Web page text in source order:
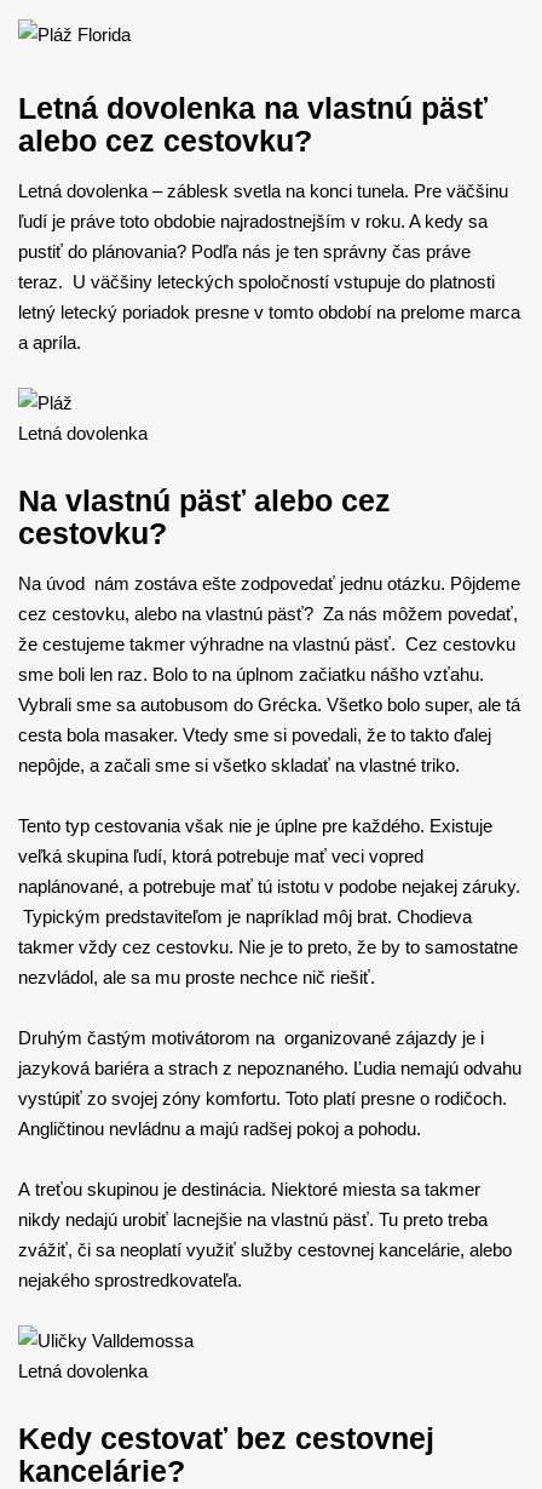
Letná dovolenka na vlastnú päsť
alebo cez cestovku?
Letná dovolenka – záblesk svetla na konci tunela. Pre väčšinu
ľudí je práve toto obdobie najradostnejším v roku. A kedy sa
pustiť do plánovania? Podľa nás je ten správny čas práve
teraz. U väčšiny leteckých spoločností vstupuje do platnosti
letný letecký poriadok presne v tomto období na prelome marca
a apríla.
Letná dovolenka
Na vlastnú päsť alebo cez
cestovku?
Na úvod nám zostáva ešte zodpovedať jednu otázku. Pôjdeme
cez cestovku, alebo na vlastnú päsť? Za nás môžem povedať,
že cestujeme takmer výhradne na vlastnú päsť. Cez cestovku
sme boli len raz. Bolo to na úplnom začiatku nášho vzťahu.
Vybrali sme sa autobusom do Grécka. Všetko bolo super, ale tá
cesta bola masaker. Vtedy sme si povedali, že to takto ďalej
nepôjde, a začali sme si všetko skladať na vlastné triko.
Tento typ cestovania však nie je úplne pre každého. Existuje
veľká skupina ľudí, ktorá potrebuje mať veci vopred
naplánované, a potrebuje mať tú istotu v podobe nejakej záruky.
Typickým predstaviteľom je napríklad môj brat. Chodieva
takmer vždy cez cestovku. Nie je to preto, že by to samostatne
nezvládol, ale sa mu proste nechce nič riešiť.
Druhým častým motivátorom na organizované zájazdy je i
jazyková bariéra a strach z nepoznaného. Ľudia nemajú odvahu
vystúpiť zo svojej zóny komfortu. Toto platí presne o rodičoch.
Angličtinou nevládnu a majú radšej pokoj a pohodu.
A treťou skupinou je destinácia. Niektoré miesta sa takmer
nikdy nedajú urobiť lacnejšie na vlastnú päsť. Tu preto treba
zvážiť, či sa neoplatí využiť služby cestovnej kancelárie, alebo
nejakého sprostredkovateľa.
Letná dovolenka
Kedy cestovať bez cestovnej
kancelárie?